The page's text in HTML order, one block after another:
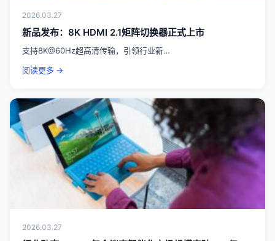
2026.03.27
新品发布：8K HDMI 2.1矩阵切换器正式上市
支持8K@60Hz超高清传输，引领行业新…
阅读更多 →
2026.03.27